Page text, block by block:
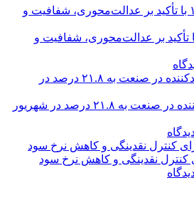
بودجه ۱۴۰۴ با تأکید بر عدالت‌محوری، شفافیت و
افزایش تورم تولیدکننده در صنعت به ۲۱.۸ درصد در شهریور
کنترل نقدینگی و کاهش نرخ سود